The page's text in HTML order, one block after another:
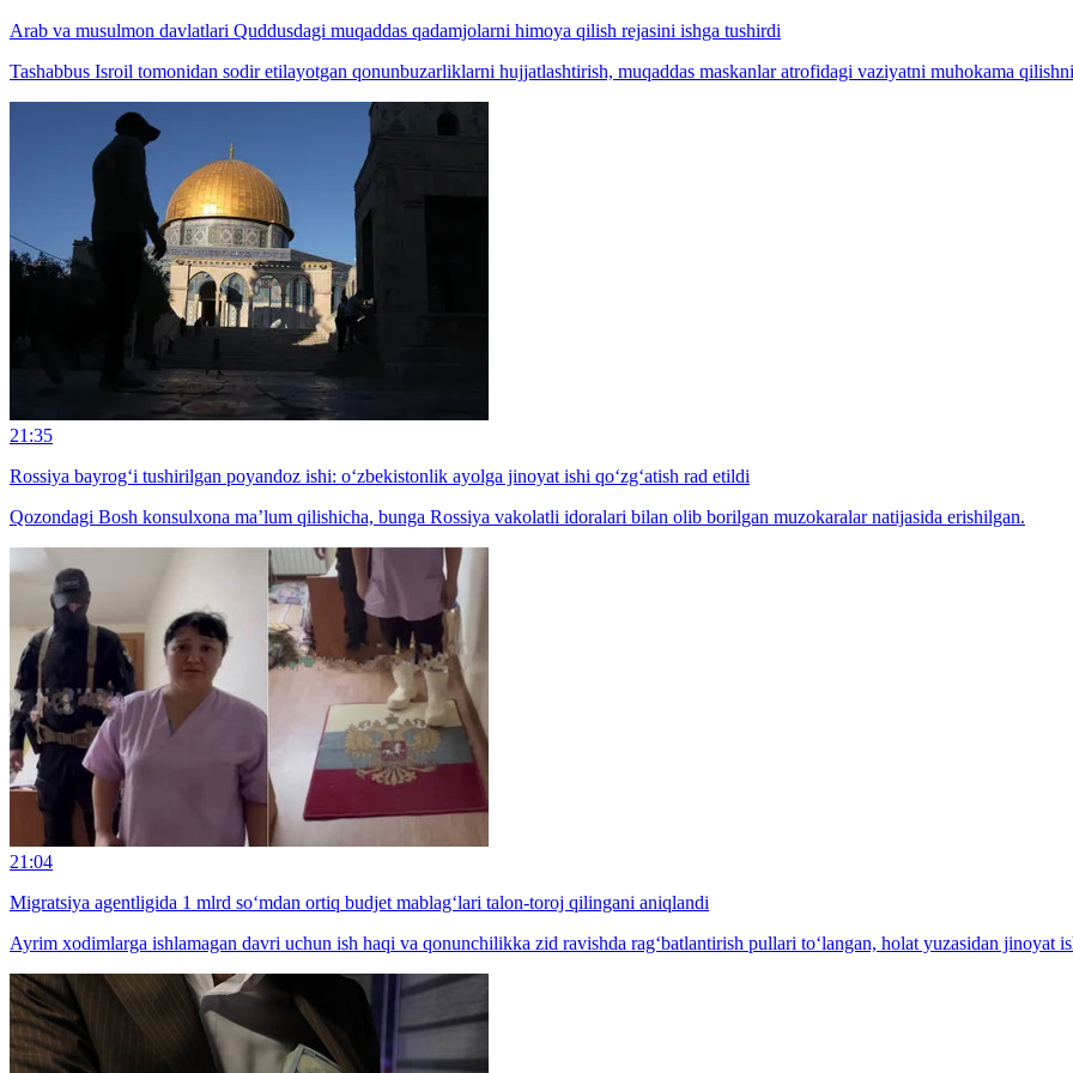
Arab va musulmon davlatlari Quddusdagi muqaddas qadamjolarni himoya qilish rejasini ishga tushirdi
Tashabbus Isroil tomonidan sodir etilayotgan qonunbuzarliklarni hujjatlashtirish, muqaddas maskanlar atrofidagi vaziyatni muhokama
21:35
Rossiya bayrog‘i tushirilgan poyandoz ishi: o‘zbekistonlik ayolga jinoyat ishi qo‘zg‘atish rad etildi
Qozondagi Bosh konsulxona ma’lum qilishicha, bunga Rossiya vakolatli idoralari bilan olib borilgan muzokaralar natijasida erishilgan.
21:04
Migratsiya agentligida 1 mlrd so‘mdan ortiq budjet mablag‘lari talon-toroj qilingani aniqlandi
Ayrim xodimlarga ishlamagan davri uchun ish haqi va qonunchilikka zid ravishda rag‘batlantirish pullari to‘langan, holat yuzasidan jinoyat